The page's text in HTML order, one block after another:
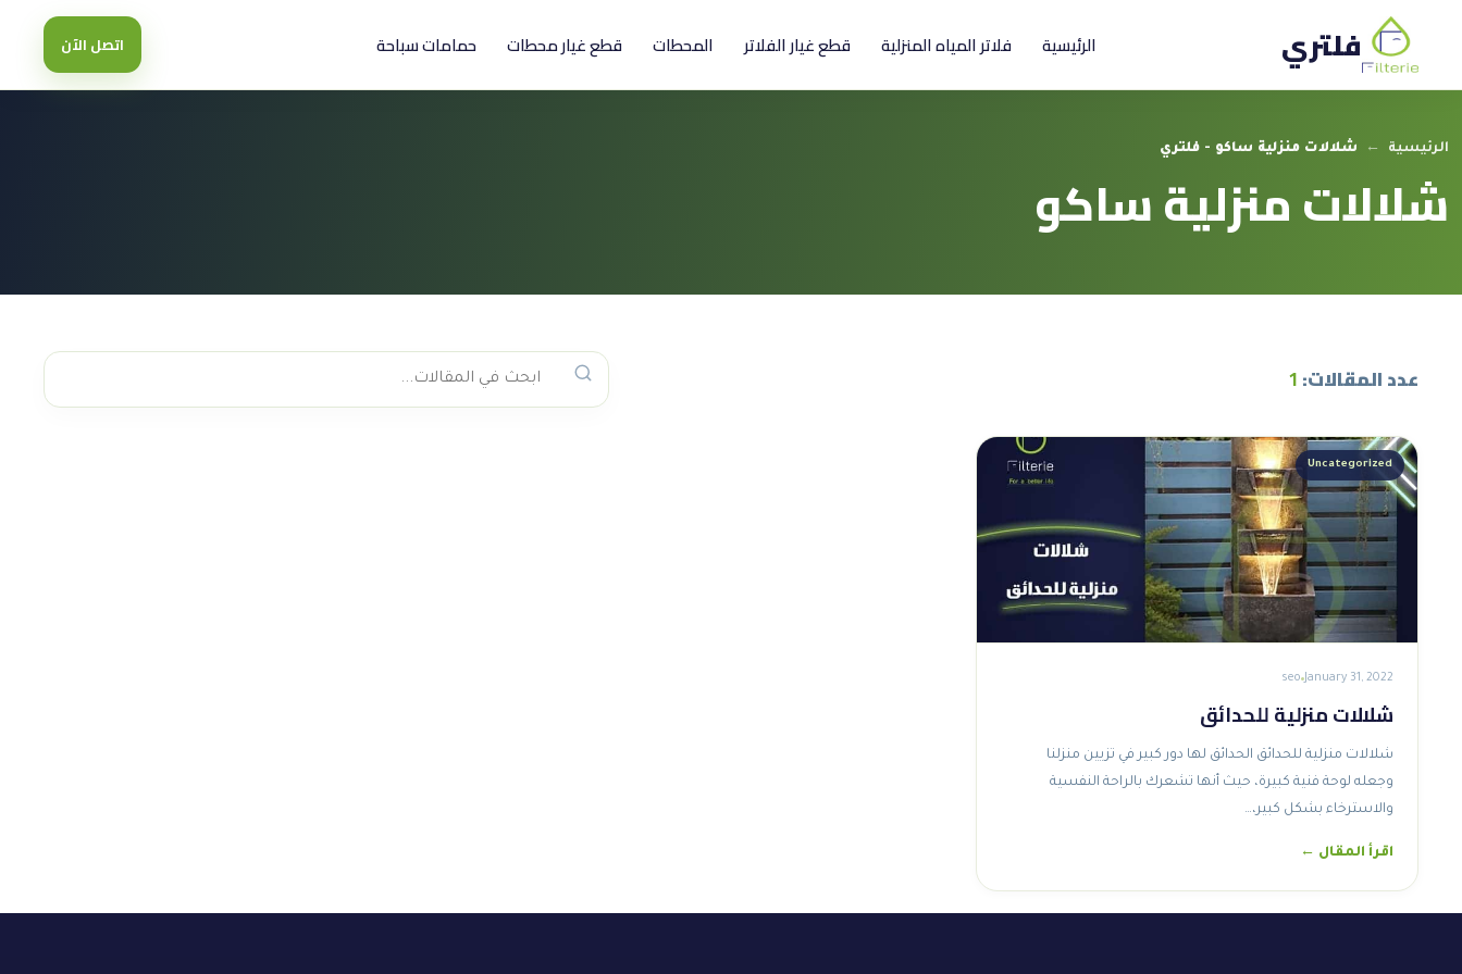
فلتري الرئيسية فلاتر المياه المنزلية قطع غيار الفلاتر المحطات قطع غيار محطات حمامات سباحة اتصل الآن
الرئيسية ← شلالات منزلية ساكو - فلتري
شلالات منزلية ساكو
عدد المقالات:1
Uncategorized
January 31, 2022
seo
شلالات منزلية للحدائق
شلالات منزلية للحدائق الحدائق لها دور كبير في تزيين منزلنا
وجعله لوحة فنية كبيرة، حيث أنها تشعرك بالراحة النفسية
والاسترخاء بشكل كبير،…
اقرأ المقال ←